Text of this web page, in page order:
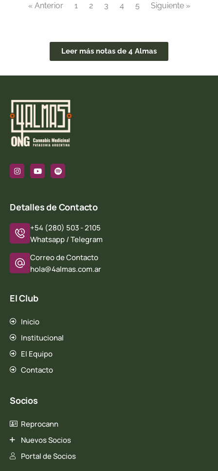
« Anterior 1 2 3 4 5 Siguiente »
Leer más notas de 4 Almas
Detalles de Contacto
+54 (280) 503 - 2105
Whatsapp / Telegram
Correo de Contacto
hola@4almas.com.ar
El Club
Inicio
Institucional
El Equipo
Contacto
Socios
Reprocann
Nuevos Socios
Portal de Socios